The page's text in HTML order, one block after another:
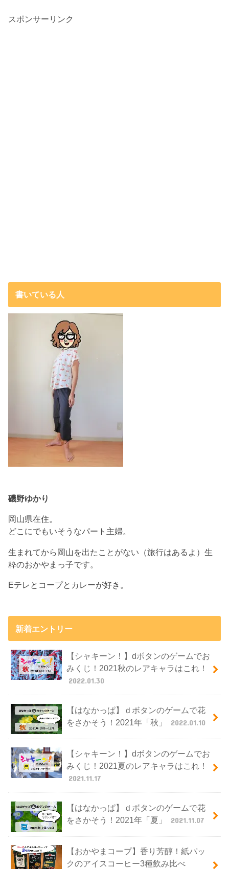
スポンサーリンク
書いている人
磯野ゆかり
岡山県在住。
どこにでもいそうなパート主婦。
生まれてから岡山を出たことがない（旅行はあるよ）生
粋のおかやまっ子です。
Eテレとコープとカレーが好き。
新着エントリー
【シャキーン！】dボタンのゲームでお
みくじ！2021秋のレアキャラはこれ！
2022.01.30
【はなかっぱ】ｄボタンのゲームで花
をさかそう！2021年「秋」
2022.01.10
【シャキーン！】dボタンのゲームでお
みくじ！2021夏のレアキャラはこれ！
2021.11.17
【はなかっぱ】ｄボタンのゲームで花
をさかそう！2021年「夏」
2021.11.07
【おかやまコープ】香り芳醇！紙パッ
クのアイスコーヒー3種飲み比べ